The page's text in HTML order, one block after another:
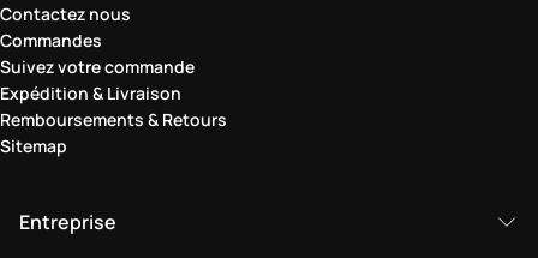
Contactez nous
Commandes
Suivez votre commande
Expédition & Livraison
Remboursements & Retours
Sitemap
Entreprise